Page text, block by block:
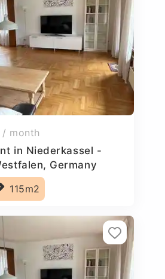
/ month
in Niederkassel -
Germany
115m2